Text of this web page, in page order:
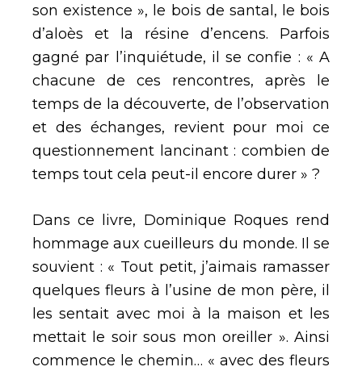
son existence », le bois de santal, le bois
d’aloès et la résine d’encens. Parfois
gagné par l’inquiétude, il se confie : « A
chacune de ces rencontres, après le
temps de la découverte, de l’observation
et des échanges, revient pour moi ce
questionnement lancinant : combien de
temps tout cela peut-il encore durer » ?
Dans ce livre, Dominique Roques rend
hommage aux cueilleurs du monde. Il se
souvient : « Tout petit, j’aimais ramasser
quelques fleurs à l’usine de mon père, il
les sentait avec moi à la maison et les
mettait le soir sous mon oreiller ». Ainsi
commence le chemin… « avec des fleurs